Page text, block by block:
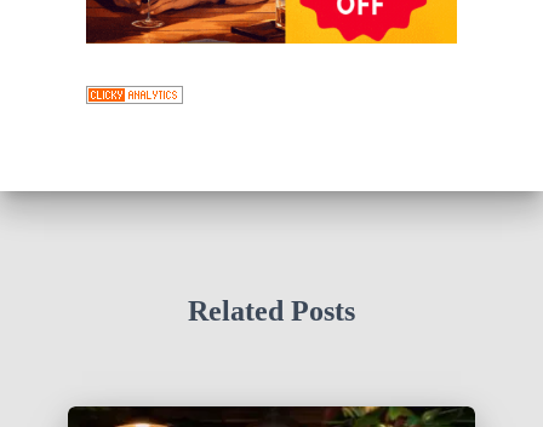
Related Posts